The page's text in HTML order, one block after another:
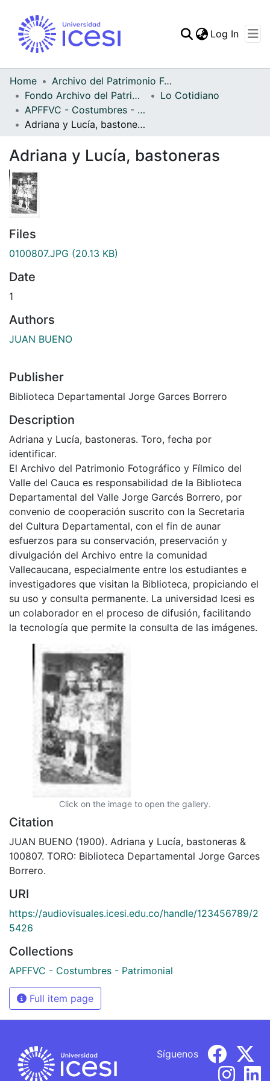
Statistics
Log In
Home
Archivo del Patrimonio Fotográfico y Fílmico del Valle del Cauca
Fondo Archivo del Patrimonio Fotográfico y Fílmico del Valle del Cauca
Lo Cotidiano
APFFVC - Costumbres - Patrimonial
Adriana y Lucía, bastoneras
Adriana y Lucía, bastoneras
Files
0100807.JPG (20.13 KB)
Date
1
Authors
JUAN BUENO
Publisher
Biblioteca Departamental Jorge Garces Borrero
Description
Adriana y Lucía, bastoneras. Toro, fecha por
identificar.
El Archivo del Patrimonio Fotográfico y Fílmico del
Valle del Cauca es responsabilidad de la Biblioteca
Departamental del Valle Jorge Garcés Borrero, por
convenio de cooperación suscrito con la Secretaria
del Cultura Departamental, con el fin de aunar
esfuerzos para su conservación, preservación y
divulgación del Archivo entre la comunidad
Vallecaucana, especialmente entre los estudiantes e
investigadores que visitan la Biblioteca, propiciando el
su uso y consulta permanente. La universidad Icesi es
un colaborador en el proceso de difusión, facilitando
la tecnología que permite la consulta de las imágenes.
Click on the image to open the gallery.
Citation
JUAN BUENO (1900). Adriana y Lucía, bastoneras &
100807. TORO: Biblioteca Departamental Jorge Garces
Borrero.
URI
https://audiovisuales.icesi.edu.co/handle/123456789/2
5426
Collections
APFFVC - Costumbres - Patrimonial
Full item page
Síguenos